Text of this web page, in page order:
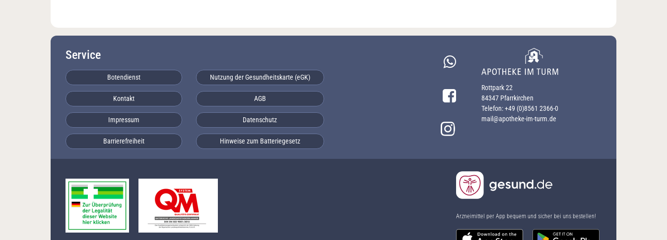
Service
Botendienst Nutzung der Gesundheitskarte (eGK)
Kontakt AGB
Impressum Datenschutz
Barrierefreiheit Hinweise zum Batteriegesetz
WhatsApp schreiben
Facebook-Profil besuchen
Instagram-Profil besuchen
Rottpark 22
84347 Pfarrkirchen
Telefon:+49 (0)8561 2366-0
mail@apotheke-im-turm.de
Arzneimittel per App bequem und sicher bei uns bestellen!